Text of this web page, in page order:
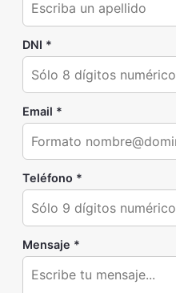
DNI *
Email *
Teléfono *
Mensaje *